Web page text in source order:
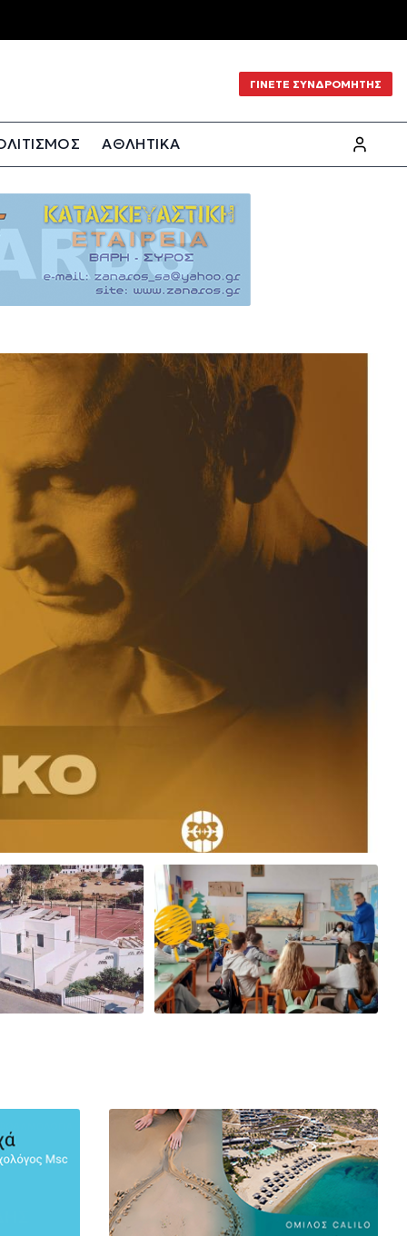
ΓΙΝΕΤΕ ΣΥΝΔΡΟΜΗΤΗΣ
ΑΘΛΗΤΙΚΑ